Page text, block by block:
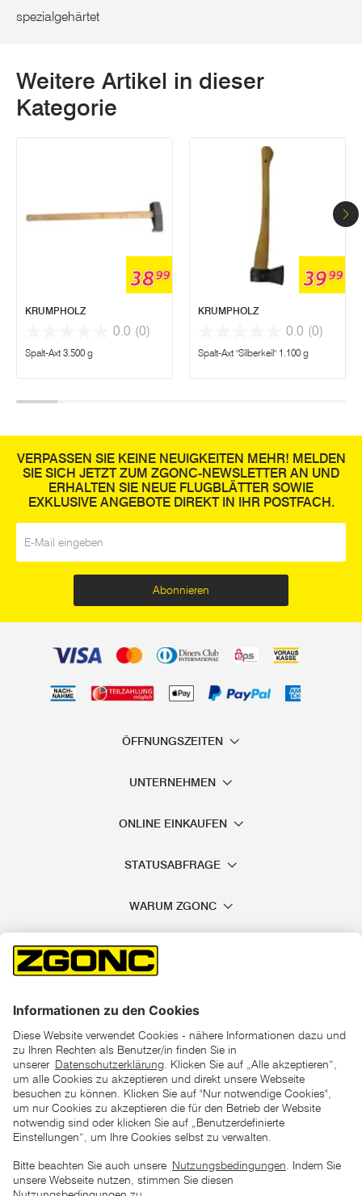
spezialgehärtet
Weitere Artikel in dieser
Kategorie
3899
KRUMPHOLZ
0.0 (0)
Spalt-Axt 3.500 g
3999
KRUMPHOLZ
0.0 (0)
Spalt-Axt "Silberkeil" 1.100 g
VERPASSEN SIE KEINE NEUIGKEITEN MEHR! MELDEN
SIE SICH JETZT ZUM ZGONC-NEWSLETTER AN UND
ERHALTEN SIE NEUE FLUGBLÄTTER SOWIE
EXKLUSIVE ANGEBOTE DIREKT IN IHR POSTFACH.
Abonnieren
ÖFFNUNGSZEITEN
UNTERNEHMEN
ONLINE EINKAUFEN
STATUSABFRAGE
WARUM ZGONC
*der "statt"-Preis ist der niedrigste von uns in den letzten 30
Tagen vor Beginn dieser Aktion verlangte Preis
unter den UVP Preisen auf dieser Website sind die
zu verstehen